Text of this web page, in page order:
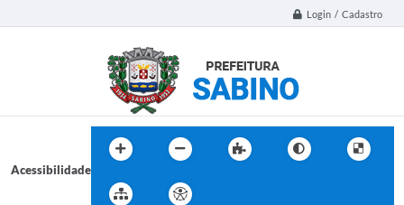
Login / Cadastro
Acessibilidade